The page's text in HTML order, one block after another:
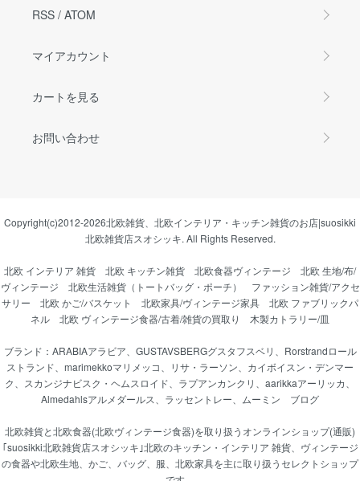
RSS / ATOM
マイアカウント
カートを見る
お問い合わせ
Copyright(c)2012-2026北欧雑貨、北欧インテリア・キッチン雑貨のお店|suosikki
北欧雑貨店スオシッキ. All Rights Reserved.
北欧 インテリア 雑貨 北欧 キッチン雑貨 北欧食器ヴィンテージ
北欧 生地/布/
ヴィンテージ
北欧生活雑貨（トートバッグ・ポーチ）
ファッション雑貨/アクセ
サリー
北欧 かご/バスケット 北欧家具/ヴィンテージ家具
北欧 ファブリックパ
ネル
北欧 ヴィンテージ食器/古着/雑貨の買取り 木製カトラリー/皿
ブランド： ARABIAアラビア GUSTAVSBERGグスタフスベリ
Rorstrandロール
ストランド
marimekkoマリメッコ リサ・ラーソン
カイボイスン・デンマー
ク
スカンジナビスク・ヘムスロイド ラプアンカンクリ aarikkaアーリッカ
Almedahlsアルメダールス
ラッセントレー ムーミン ブログ
北欧雑貨と北欧食器(北欧ヴィンテージ食器)を取り扱うオンラインショップ(通販)
｢suosikki北欧雑貨店スオシッキ｣北欧のキッチン・インテリア 雑貨、ヴィンテージ
の食器や北欧生地、かご、バッグ、服、北欧家具を主に取り扱うセレクトショップ